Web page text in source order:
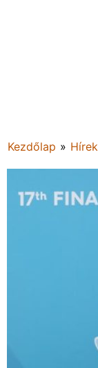
Kezdőlap » Hírek